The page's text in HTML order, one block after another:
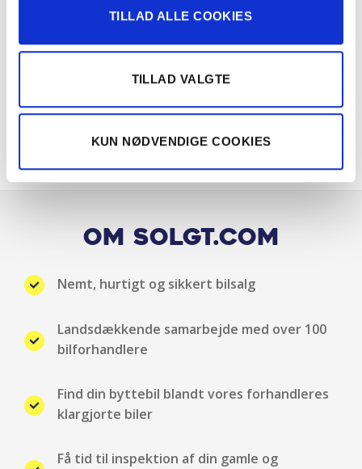
TILLAD ALLE COOKIES
TILLAD VALGTE
KUN NØDVENDIGE COOKIES
Klimaanlæg 2-zoner
LED baglygter
LED forlygter
LED kørelys
Nøglefri start
Radio
Regnsensor
Om Solgt.com
Nemt, hurtigt og sikkert bilsalg
Landsdækkende samarbejde med over 100
bilforhandlere
Find din byttebil blandt vores forhandleres
klargjorte biler
Få tid til inspektion af din gamle og